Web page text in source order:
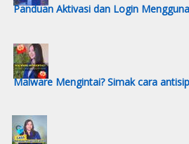
Panduan Aktivasi dan Login
Malware Mengintai? Simak cara